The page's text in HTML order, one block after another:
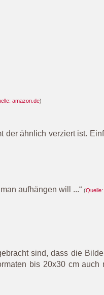
amazon.de)
der ähnlich verziert ist.
aufhängen will ...“ (
sind, dass die
bis 20x30 cm auch